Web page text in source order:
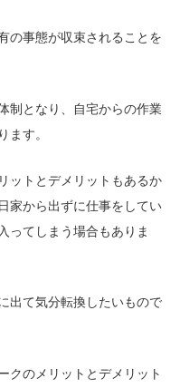
の事態が収束されることを
制となり、自宅からの作業
す。
ットとデメリットもあるか
家から出ずに仕事をしてい
ってしまう場合もありま
出て気分転換したいもので
クのメリットとデメリット
ア
ダー/プロライダー